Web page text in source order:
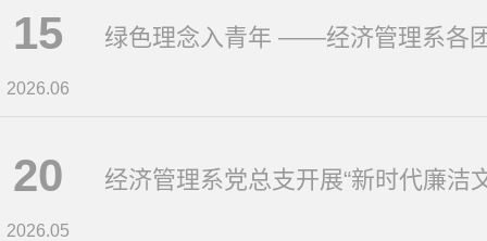
15
2026.06
20
2026.05